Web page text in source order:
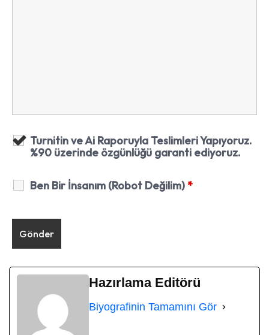
Turnitin ve Ai Raporuyla Teslimleri Yapıyoruz.
%90 üzerinde özgünlüğü garanti ediyoruz.
Ben Bir İnsanım (Robot Değilim)*
Hazırlama Editörü
Biyografinin Tamamını Gör